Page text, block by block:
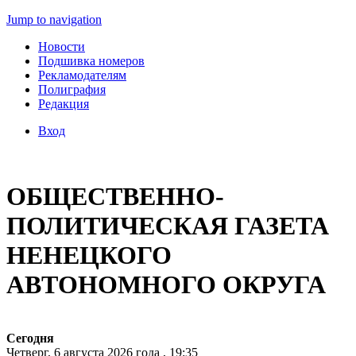
Jump to navigation
Новости
Подшивка номеров
Рекламодателям
Полиграфия
Редакция
Вход
ОБЩЕСТВЕННО-
ПОЛИТИЧЕСКАЯ ГАЗЕТА
НЕНЕЦКОГО
АВТОНОМНОГО ОКРУГА
Сегодня
Четверг, 6 августа 2026 года , 19:35